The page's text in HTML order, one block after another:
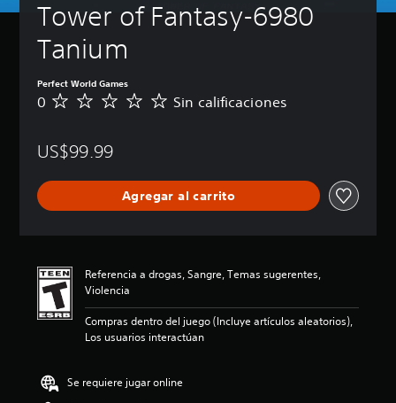
Tower of Fantasy-6980
Tanium
Perfect World Games
S
c
i
c
o
0 Sin calificaciones
US$99.99
Agregar al carrito
Referencia a drogas, Sangre, Temas sugerentes,
Violencia
Compras dentro del juego (Incluye artículos aleatorios),
Los usuarios interactúan
Se requiere jugar online